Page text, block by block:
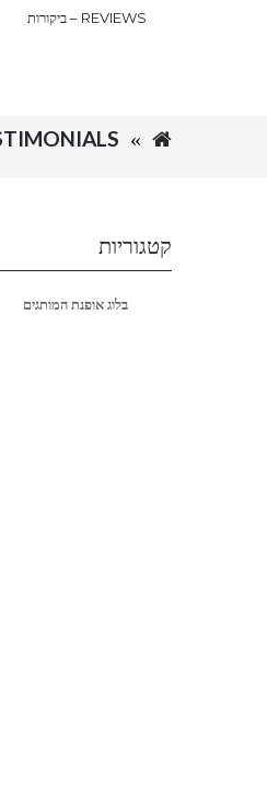
ביקורות – REVIEWS
קטגוריות
בלוג אופנת המותגים